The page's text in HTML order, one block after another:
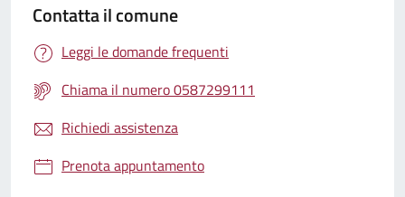
Contatta il comune
Leggi le domande frequenti
Chiama il numero 0587299111
Richiedi assistenza
Prenota appuntamento